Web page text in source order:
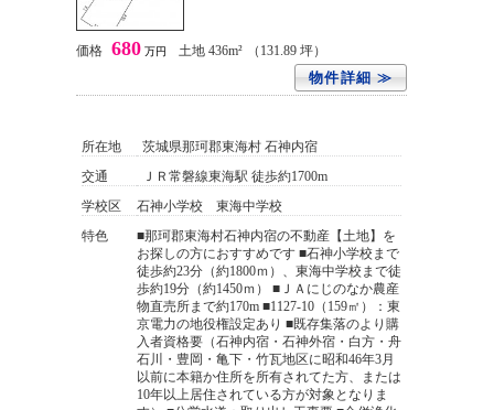
価格 680 万円 土地 436m² （131.89 坪）
物件詳細 ≫
所在地
茨城県那珂郡東海村 石神内宿
交通
ＪＲ常磐線東海駅 徒歩約1700m
学校区
石神小学校 東海中学校
特色
■那珂郡東海村石神内宿の不動産【土地】を
お探しの方におすすめです ■石神小学校まで
徒歩約23分（約1800ｍ）、東海中学校まで徒
歩約19分（約1450ｍ） ■ＪＡにじのなか農産
物直売所まで約170m ■1127-10（159㎡）：東
京電力の地役権設定あり ■既存集落のより購
入者資格要（石神内宿・石神外宿・白方・舟
石川・豊岡・亀下・竹瓦地区に昭和46年3月
以前に本籍か住所を所有されてた方、または
10年以上居住されている方が対象となりま